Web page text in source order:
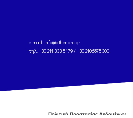
e-mail: info@athenarc.gr
τηλ. +30 211 333 5179 / +30 2106875300
Πολιτική Προστασίας Δεδομένων